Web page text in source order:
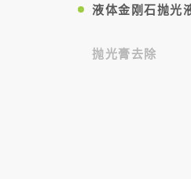
液体金刚石抛光
抛光膏去除